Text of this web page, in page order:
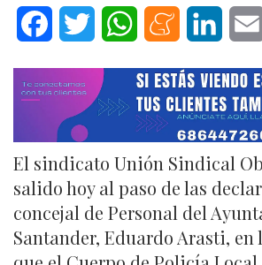
FacebookTwitter WhatsAppMeneame
El sindicato Unión Sindical
salido hoy al paso de las
concejal de Personal del
Santander, Eduardo Arasti, en